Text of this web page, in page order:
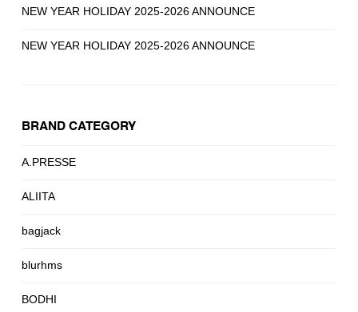
NEW YEAR HOLIDAY 2025-2026 ANNOUNCE
NEW YEAR HOLIDAY 2025-2026 ANNOUNCE
BRAND CATEGORY
A.PRESSE
ALIITA
bagjack
blurhms
BODHI